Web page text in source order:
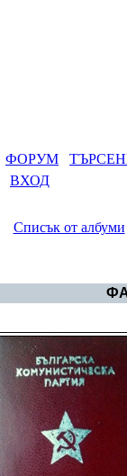
ФОРУМ
ВХОД
Списък от албуми